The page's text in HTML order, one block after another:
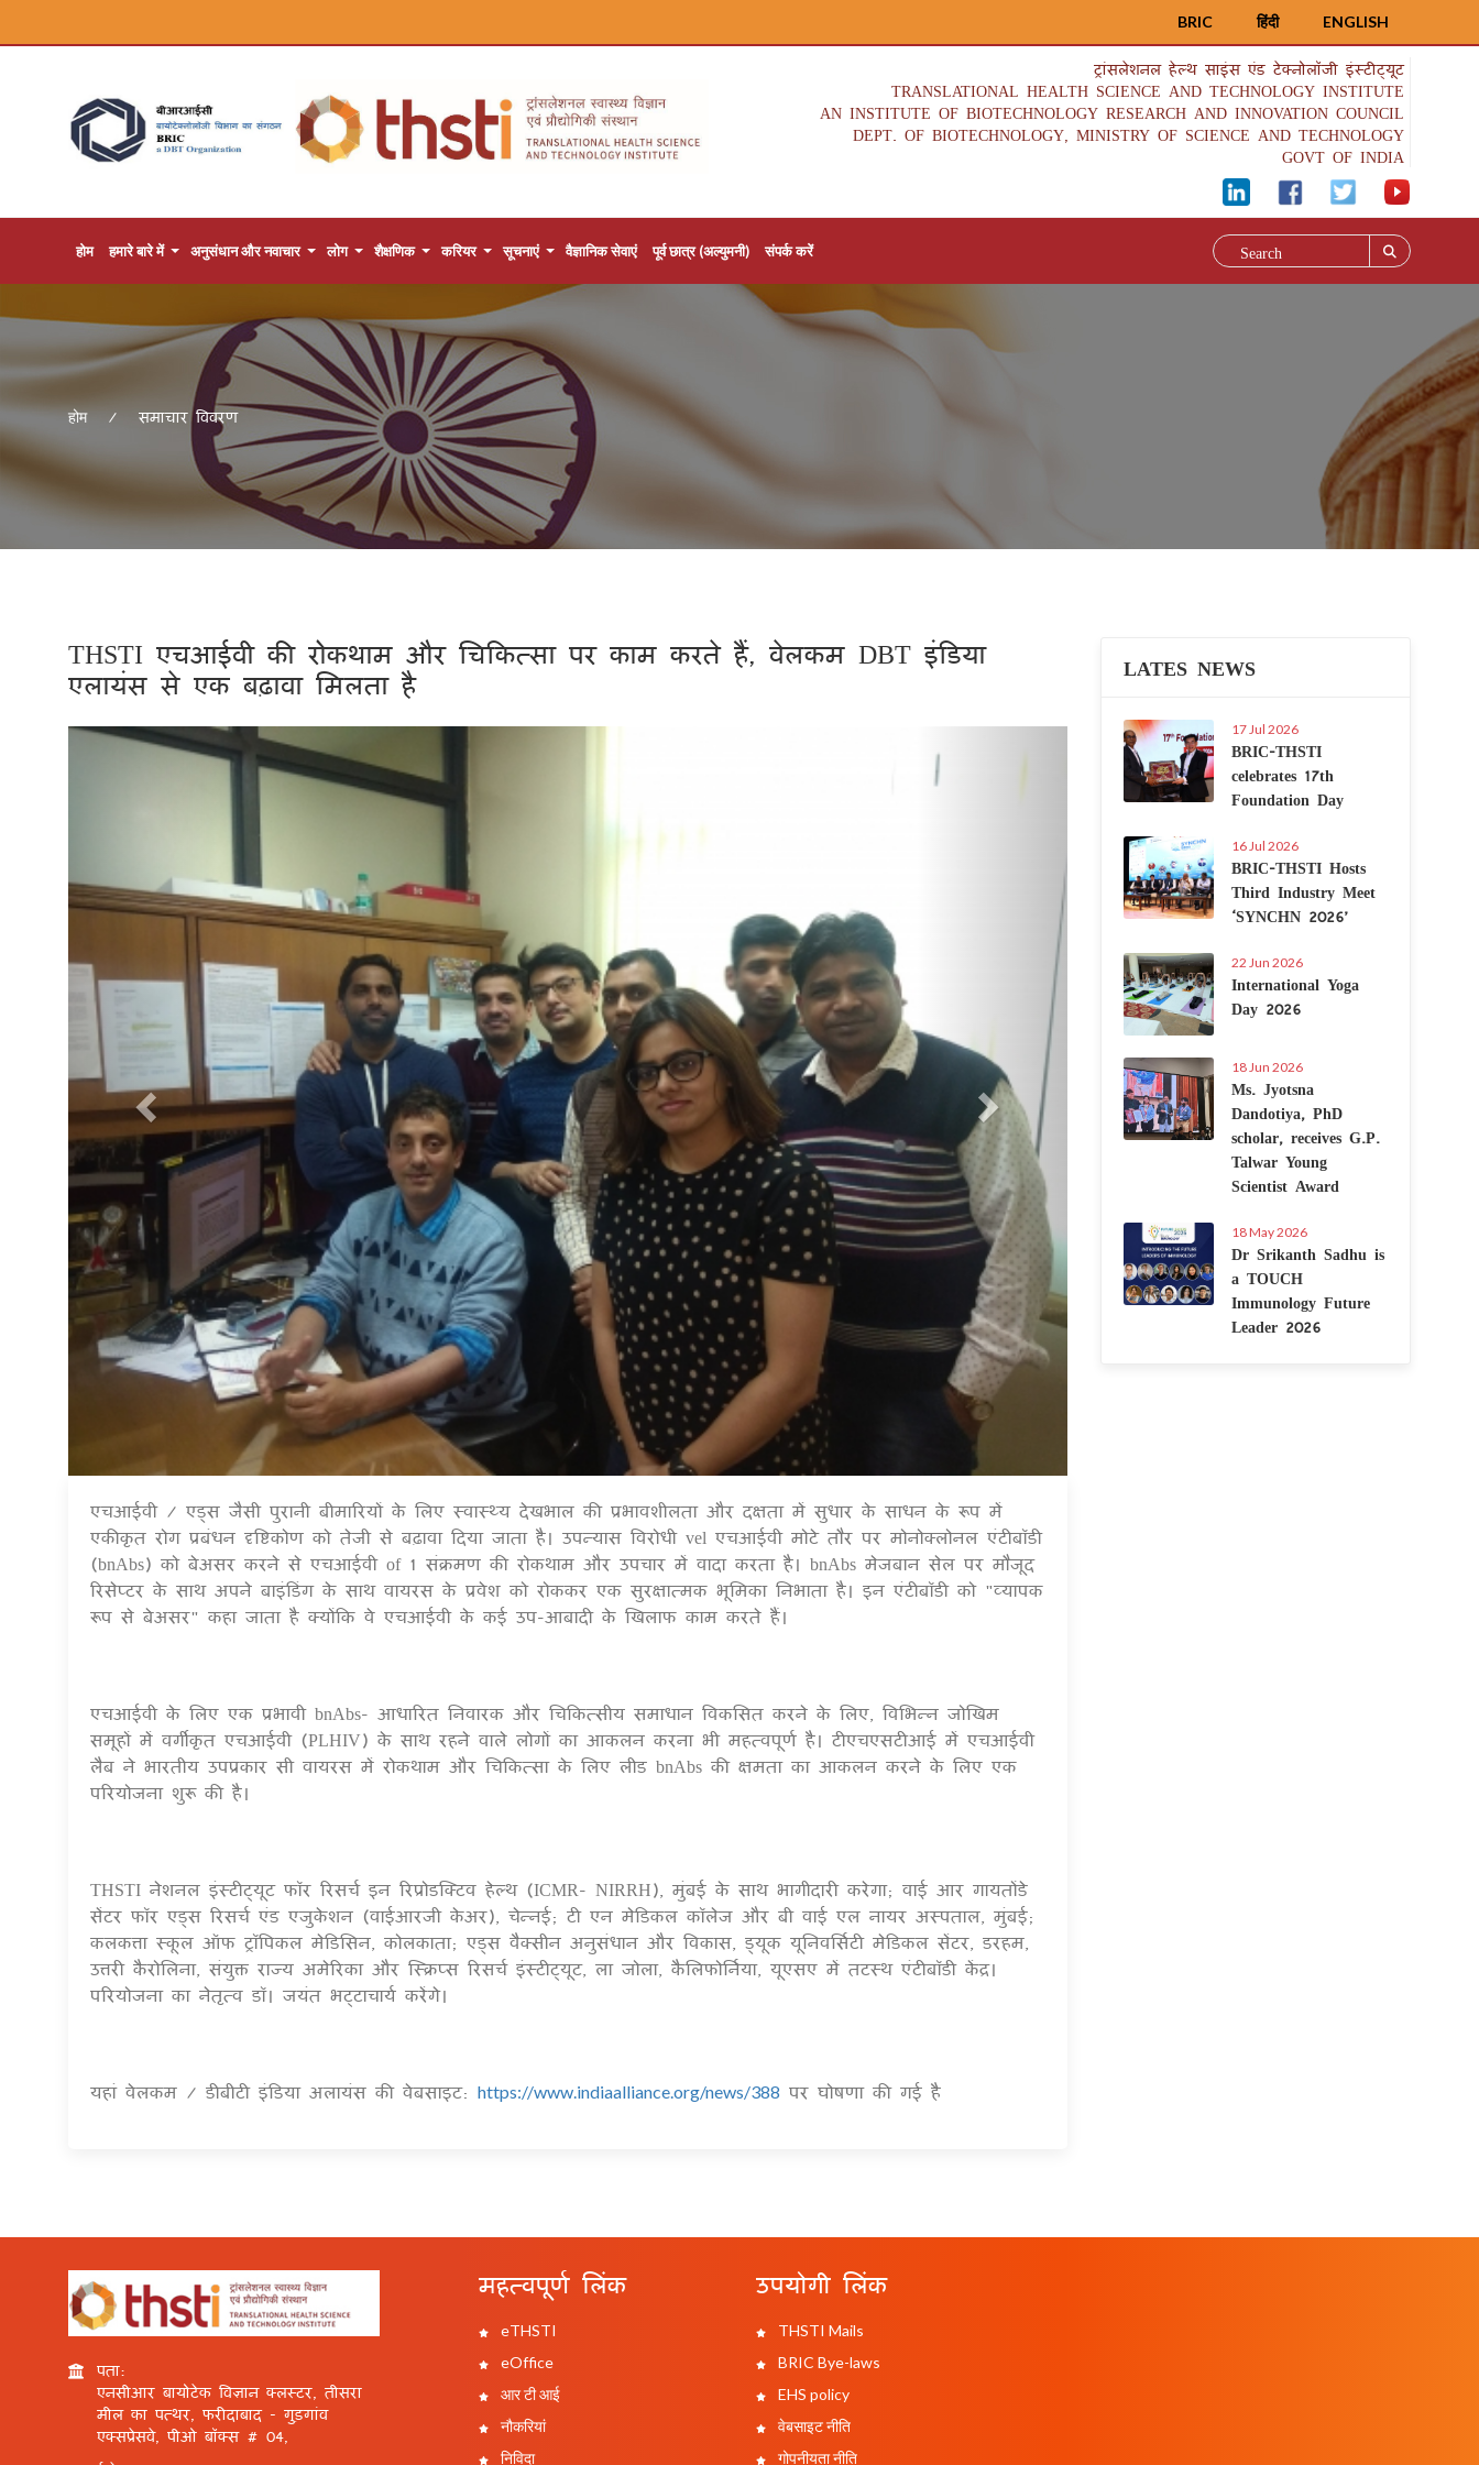
ENGLISH
हिंदी
BRIC
ट्रांसलेशनल हेल्थ साइंस एंड टेक्नोलॉजी इंस्टीट्यूट
TRANSLATIONAL HEALTH SCIENCE AND TECHNOLOGY INSTITUTE
AN INSTITUTE OF BIOTECHNOLOGY RESEARCH AND INNOVATION COUNCIL
DEPT. OF BIOTECHNOLOGY, MINISTRY OF SCIENCE AND TECHNOLOGY
GOVT OF INDIA
होम हमारे बारे में अनुसंधान और नवाचार लोग शैक्षणिक करियर सूचनाएं वैज्ञानिक सेवाएं पूर्व छात्र (अल्युमनी) संपर्क करें
होम समाचार विवरण
THSTI एचआईवी की रोकथाम और चिकित्सा पर काम करते हैं, वेलकम DBT इंडिया
एलायंस से एक बढ़ावा मिलता है
Previous
16 Jul 2020
एचआईवी / एड्स जैसी पुरानी बीमारियों के लिए स्वास्थ्य देखभाल की प्रभावशीलता और दक्षता में सुधार के साधन के रूप में
एकीकृत रोग प्रबंधन दृष्टिकोण को तेजी से बढ़ावा दिया जाता है। उपन्यास विरोधी vel एचआईवी मोटे तौर पर मोनोक्लोनल एंटीबॉडी
(bnAbs) को बेअसर करने से एचआईवी of 1 संक्रमण की रोकथाम और उपचार में वादा करता है। bnAbs मेजबान सेल पर मौजूद
रिसेप्टर के साथ अपने बाइंडिंग के साथ वायरस के प्रवेश को रोककर एक सुरक्षात्मक भूमिका निभाता है। इन एंटीबॉडी को "व्यापक
रूप से बेअसर" कहा जाता है क्योंकि वे एचआईवी के कई उप-आबादी के खिलाफ काम करते हैं।
एचआईवी के लिए एक प्रभावी bnAbs- आधारित निवारक और चिकित्सीय समाधान विकसित करने के लिए, विभिन्न जोखिम
समूहों में वर्गीकृत एचआईवी (PLHIV) के साथ रहने वाले लोगों का आकलन करना भी महत्वपूर्ण है। टीएचएसटीआई में एचआईवी
लैब ने भारतीय उपप्रकार सी वायरस में रोकथाम और चिकित्सा के लिए लीड bnAbs की क्षमता का आकलन करने के लिए एक
परियोजना शुरू की है।
THSTI नेशनल इंस्टीट्यूट फॉर रिसर्च इन रिप्रोडक्टिव हेल्थ (ICMR- NIRRH), मुंबई के साथ भागीदारी करेगा; वाई आर गायतोंडे
सेंटर फॉर एड्स रिसर्च एंड एजुकेशन (वाईआरजी केअर), चेन्नई; टी एन मेडिकल कॉलेज और बी वाई एल नायर अस्पताल, मुंबई;
कलकत्ता स्कूल ऑफ ट्रॉपिकल मेडिसिन, कोलकाता; एड्स वैक्सीन अनुसंधान और विकास, ड्यूक यूनिवर्सिटी मेडिकल सेंटर, डरहम,
उत्तरी कैरोलिना, संयुक्त राज्य अमेरिका और स्क्रिप्स रिसर्च इंस्टीट्यूट, ला जोला, कैलिफोर्निया, यूएसए में तटस्थ एंटीबॉडी केंद्र।
परियोजना का नेतृत्व डॉ। जयंत भट्टाचार्य करेंगे।
यहां वेलकम / डीबीटी इंडिया अलायंस की वेबसाइट: https://www.indiaalliance.org/news/388 पर घोषणा की गई है
LATES NEWS
17 Jul 2026
BRIC-THSTI
celebrates 17th
Foundation Day
16 Jul 2026
BRIC-THSTI Hosts
Third Industry Meet
‘SYNCHN 2026’
22 Jun 2026
International Yoga
Day 2026
18 Jun 2026
Ms. Jyotsna
Dandotiya, PhD
scholar, receives G.P.
Talwar Young
Scientist Award
18 May 2026
Dr Srikanth Sadhu is
a TOUCH
Immunology Future
Leader 2026
पता:
एनसीआर बायोटेक विज्ञान क्लस्टर, तीसरा
मील का पत्थर, फरीदाबाद - गुड़गांव
एक्सप्रेसवे, पीओ बॉक्स # 04,
महत्वपूर्ण लिंक
eTHSTI
eOffice
आर टी आई
नौकरियां
निविदा
उपयोगी लिंक
THSTI Mails
BRIC Bye-laws
EHS policy
वेबसाइट नीति
गोपनीयता नीति